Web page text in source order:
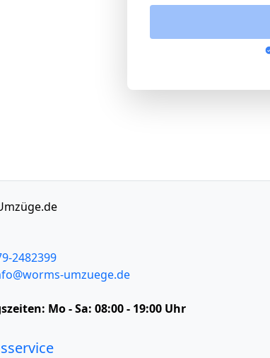
2482399
umzuege.de
Mo - Sa: 08:00 - 19:00 Uhr